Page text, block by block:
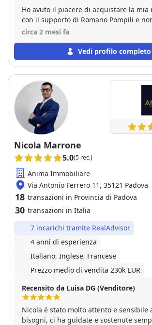
Ho avuto il piacere di acquistare la mia
con il supporto di Romano Pompili e
esprimere la mia piena soddisfazione. Romano ha
professionalità, precisione e
dimostrando grande attenzione a ogni
dell’acquisto. Sempre disponibile, puntuale nelle
comunicazioni e pronto a chiarire
mi ha trasmesso sicurezza e fiducia
momenti più delicati della trattativa. La sua
esperienza, unita a serietà e
percorso complesso molto più
Consiglio vivamente Romano a
cercando un professionista affidabile e
settore immobiliare. Grazie per l’ottimo
circa 2 mesi fa
Vedi profilo completo
Nicola Marrone
5.0(5 rec.)
Anima Immobiliare
Via Antonio Ferrero 11, 35121 Padova
18 transazioni in Provincia di Padova
30 transazioni in Italia
7 incarichi tramite RealAdvisor
4 anni di esperienza
Italiano, Inglese, Francese
Prezzo medio di vendita 230k EUR
Recensito da Luisa DG (Venditore)
Nicola é stato molto attento e sensibile
bisogni, ci ha guidate e sostenute